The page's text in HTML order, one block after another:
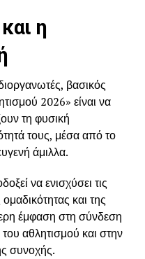
η
βασικός
2026» είναι να
τη φυσική
τους, μέσα από το
άμιλλα.
να ενισχύσει τις
και της
έμφαση στη σύνδεση
αθλητισμού και στην
συνοχής.